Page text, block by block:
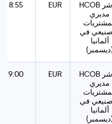
8:55 EUR
HCOB مؤشر
مديري
في
ألمانيا
9:00 EUR
HCOB مؤشر
مديري
في
ألمانيا